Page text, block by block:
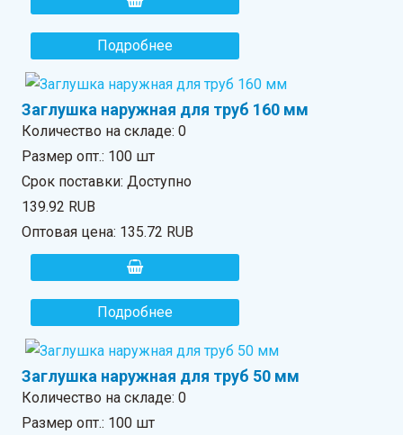
Подробнее
Заглушка наружная для труб 160 мм
Количество на складе:0
Размер опт.: 100 шт
Срок поставки: Доступно
139.92 RUB
Оптовая цена: 135.72 RUB
Подробнее
Заглушка наружная для труб 50 мм
Количество на складе:0
Размер опт.: 100 шт